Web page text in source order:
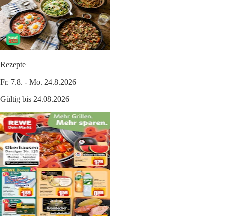
Rezepte
Fr. 7.8. - Mo. 24.8.2026
Gültig bis 24.08.2026